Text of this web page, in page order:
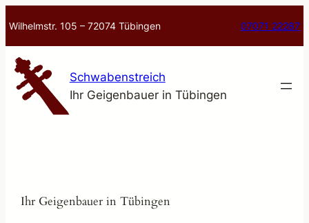
Inhalt
springen
Wilhelmstr. 105 – 72074 Tübingen 07071 22287
Schwabenstreich
Ihr Geigenbauer in Tübingen
Ihr Geigenbauer in Tübingen